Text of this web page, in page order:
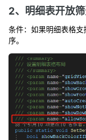
2、明细表开放
条件：如果明细表格
序。